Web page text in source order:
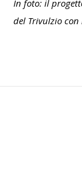
In foto: il
del Trivulzio con